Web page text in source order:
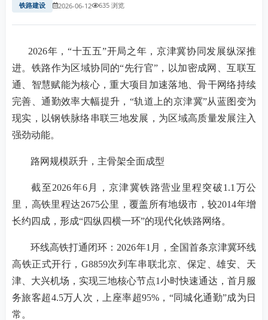
铁路建设 2026-06-12 635 浏览
2026年，“十五五”开局之年，京津冀协同发展纵深推
进。铁路作为区域协同的“先行官”，以加密成网、互联互
通、智慧赋能为核心，重大项目加速落地、骨干网络持续
完善、通勤效率大幅提升，“轨道上的京津冀”从蓝图变为
现实，以钢铁脉络串联三地发展，为区域高质量发展注入
强劲动能。
路网规模跃升，主骨架全面成型
截至2026年6月，京津冀铁路营业里程突破1.1万公
里，高铁里程达2675公里，覆盖所有地级市，较2014年增
长约四成，形成“四纵四横一环”的现代化铁路网络。
环线高铁打通闭环：2026年1月，全国首条京津冀环线
高铁正式开行，G8859次列车串联北京、保定、雄安、天
津、大兴机场，实现三地核心节点1小时快速通达，首月服
务旅客超4.5万人次，上座率超95%，“同城化通勤”成为日
常。